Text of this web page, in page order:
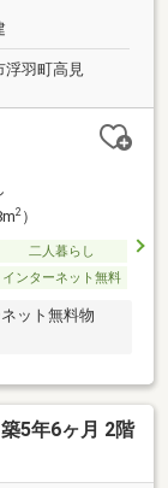
羽町高見
2）
二人暮らし
インターネット無料
ット無料物
5年6ヶ月 2階